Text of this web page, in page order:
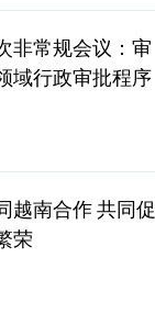
非常规会议：审
域行政审批程序
越南合作 共同促
荣